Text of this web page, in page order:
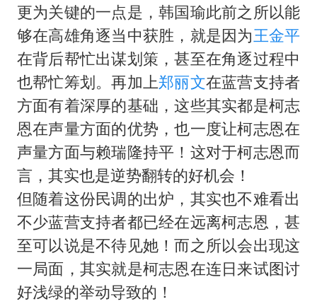
更为关键的一点是，韩国瑜此前之所以能
够在高雄角逐当中获胜，就是因为王金平
在背后帮忙出谋划策，甚至在角逐过程中
也帮忙筹划。再加上郑丽文在蓝营支持者
方面有着深厚的基础，这些其实都是柯志
恩在声量方面的优势，也一度让柯志恩在
声量方面与赖瑞隆持平！这对于柯志恩而
言，其实也是逆势翻转的好机会！
但随着这份民调的出炉，其实也不难看出
不少蓝营支持者都已经在远离柯志恩，甚
至可以说是不待见她！而之所以会出现这
一局面，其实就是柯志恩在连日来试图讨
好浅绿的举动导致的！